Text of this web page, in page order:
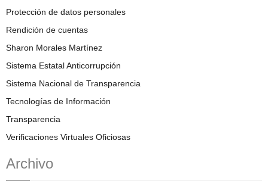
Protección de datos personales
Rendición de cuentas
Sharon Morales Martínez
Sistema Estatal Anticorrupción
Sistema Nacional de Transparencia
Tecnologías de Información
Transparencia
Verificaciones Virtuales Oficiosas
Archivo